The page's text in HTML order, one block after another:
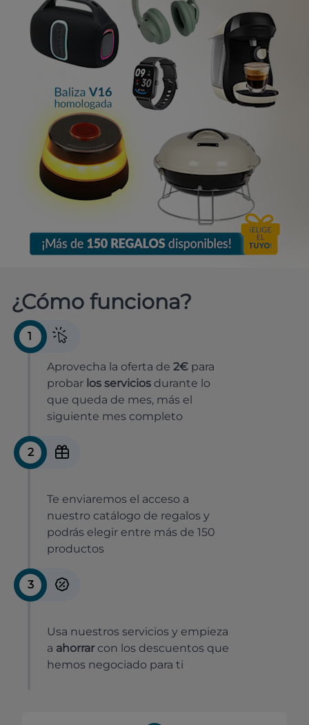
¿Cómo funciona?
1
Aprovecha la oferta de 2€ para
probar los servicios durante lo
que queda de mes, más el
siguiente mes completo
2
Te enviaremos el acceso a
nuestro catálogo de regalos y
podrás elegir entre más de 150
productos
3
Usa nuestros servicios y empieza
a ahorrar con los descuentos que
hemos negociado para ti